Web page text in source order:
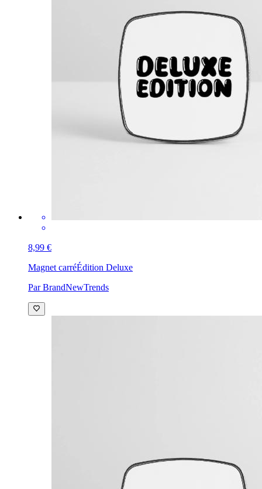
8,99 €
Magnet carréÉdition Deluxe
Par BrandNewTrends